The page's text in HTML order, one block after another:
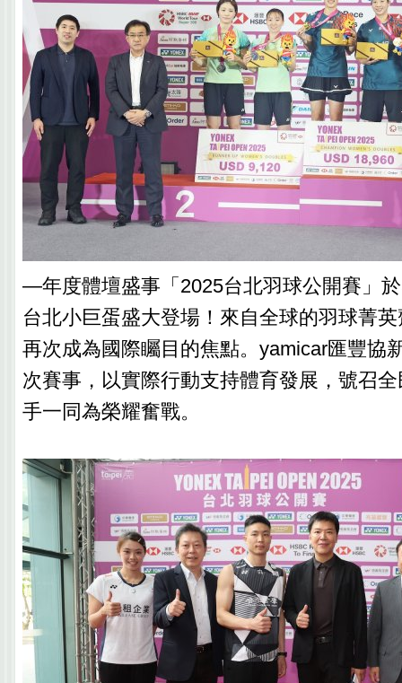
—年度體壇盛事「2025台北羽球公開賽」
台北小巨蛋盛大登場！來自全球的羽球菁
再次成為國際矚目的焦點。yamicar匯豐協
次賽事，以實際行動支持體育發展，號召
手一同為榮耀奮戰。